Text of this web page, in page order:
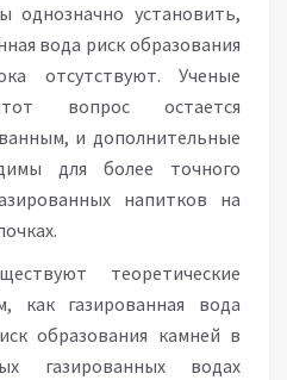
однозначно установить,
вода риск образования
отсутствуют. Ученые
вопрос остается
и дополнительные
для более точного
напитков на
теоретические
как газированная вода
образования камней в
газированных водах